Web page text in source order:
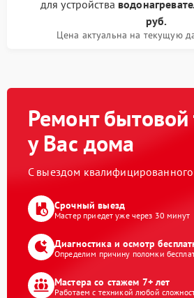
для устройства
руб.
Цена актуальна на текущую
Ремонт бытовой
у Вас дома
С выездом квалифицированного
Срочный выезд
Мастер приедет уже через 30 минут
Диагностика и осмотр
Определим причину поломки
Мастера со стажем 7+ лет
Работаем с техникой любой